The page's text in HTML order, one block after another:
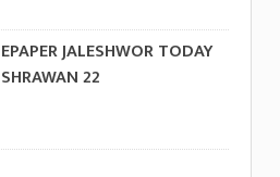
EPAPER JALESHWOR TODAY
SHRAWAN 22